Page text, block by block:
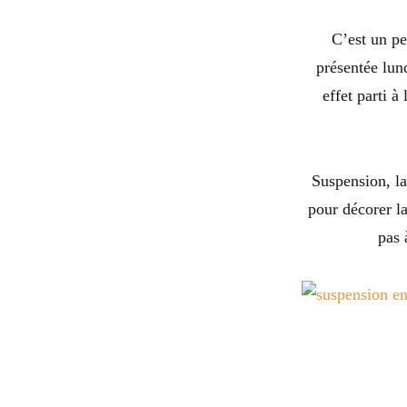
C’est un
présentée
effet parti à
Suspension,
pour décorer
pas